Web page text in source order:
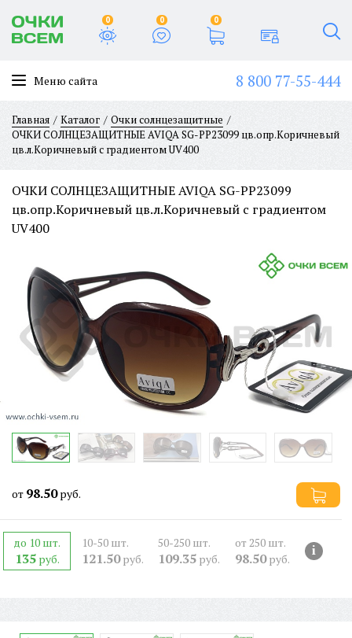
0 0 0
Меню сайта 8 800 77-55-444
Главная Каталог
Очки солнцезащитные
ОЧКИ СОЛНЦЕЗАЩИТНЫЕ AVIQA SG-PP23099 цв.опр.Коричневый
цв.л.Коричневый с градиентом UV400
ОЧКИ СОЛНЦЕЗАЩИТНЫЕ AVIQA SG-PP23099
цв.опр.Коричневый цв.л.Коричневый с градиентом
UV400
от 98.50руб.
до 10 шт.
135руб.
10-50 шт.
121.50руб.
50-250 шт.
109.35 руб.
от 250 шт.
98.50руб.
i